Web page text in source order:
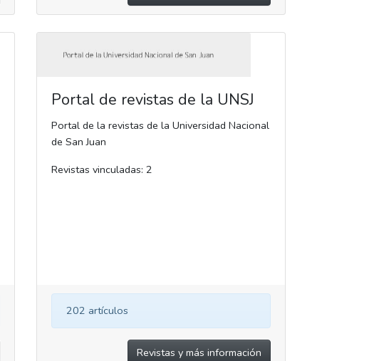
Portal de revistas de la UNSJ
Portal de la revistas de la Universidad Nacional
de San Juan
Revistas vinculadas: 2
202 artículos
Revistas y más información